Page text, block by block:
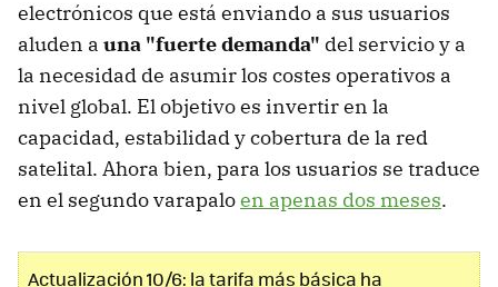
electrónicos que está enviando a sus usuarios
aluden a una "fuerte demanda" del servicio y a
la necesidad de asumir los costes operativos a
nivel global. El objetivo es invertir en la
capacidad, estabilidad y cobertura de la red
satelital. Ahora bien, para los usuarios se traduce
en el segundo varapaloen apenas dos meses.
Actualización 10/6: la tarifa más básica ha